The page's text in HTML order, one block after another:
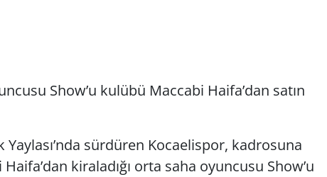
Show’u kulübü Maccabi Haifa’dan satın
Yaylası’nda sürdüren Kocaelispor, kadrosuna
kiraladığı orta saha oyuncusu Show’u